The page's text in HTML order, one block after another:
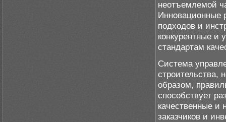
неотъемлемой
Инновационные
подходов и
конкурентные и
стандартам
Система
строительства,
образом,
способствует
качественные и
заказчиков и